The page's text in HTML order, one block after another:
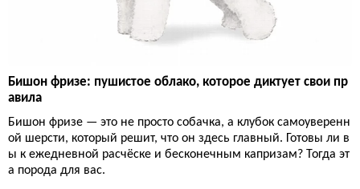
Бишон фризе: пушистое облако, которое диктует свои пр
авила
Бишон фризе — это не просто собачка, а клубок самоуверенн
ой шерсти, который решит, что он здесь главный. Готовы ли в
ы к ежедневной расчёске и бесконечным капризам? Тогда эт
а порода для вас.